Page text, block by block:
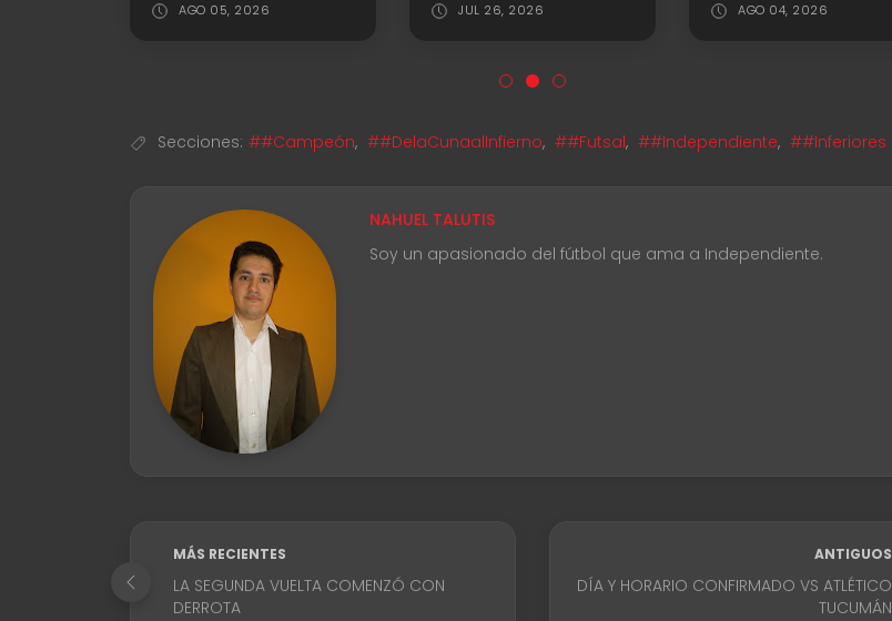
AGO 05, 2026 JUL 26, 2026 AGO 04, 2026
Secciones: ##Campeón, ##DelaCunaalInfierno, ##Futsal, ##Independiente, ##Inferiores
NAHUEL TALUTIS
Soy un apasionado del fútbol que ama a Independiente.
MÁS RECIENTES
LA SEGUNDA VUELTA COMENZÓ CON
DERROTA
ANTIGUOS
DÍA Y HORARIO CONFIRMADO VS ATLÉTICO
TUCUMÁN